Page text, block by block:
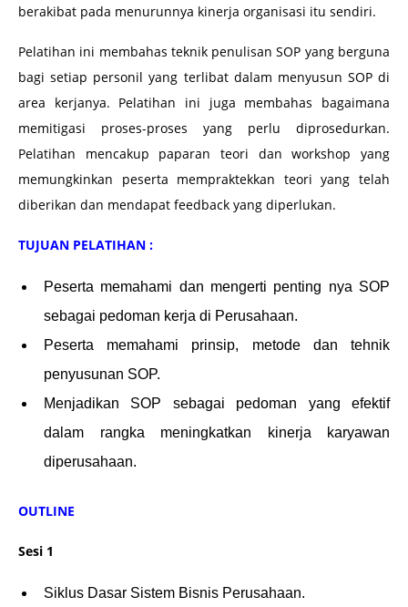
berakibat pada menurunnya kinerja organisasi itu sendiri.
Pelatihan ini membahas teknik penulisan SOP yang berguna
bagi setiap personil yang terlibat dalam menyusun SOP di
area kerjanya. Pelatihan ini juga membahas bagaimana
memitigasi proses-proses yang perlu diprosedurkan.
Pelatihan mencakup paparan teori dan workshop yang
memungkinkan peserta mempraktekkan teori yang telah
diberikan dan mendapat feedback yang diperlukan.
TUJUAN PELATIHAN :
Peserta memahami dan mengerti penting nya SOP
sebagai pedoman kerja di Perusahaan.
Peserta memahami prinsip, metode dan tehnik
penyusunan SOP.
Menjadikan SOP sebagai pedoman yang efektif
dalam rangka meningkatkan kinerja karyawan
diperusahaan.
OUTLINE
Sesi 1
Siklus Dasar Sistem Bisnis Perusahaan.